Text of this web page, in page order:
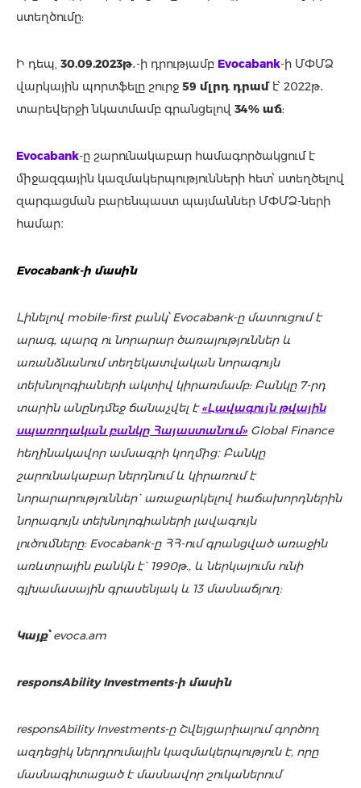
ստեղծումը:
Ի դեպ, 30.09.2023թ․-ի դրությամբ Evocabank-ի ՄՓՄՁ
վարկային պորտֆելը շուրջ 59 մլրդ դրամէ՝ 2022թ․
տարեվերջի նկատմամբ գրանցելով 34% աճ:
Evocabank-ը շարունակաբար համագործակցում է
միջազգային կազմակերպությունների հետ՝ ստեղծելով
զարգացման բարենպաստ պայմաններ ՄՓՄՁ-ների
համար։
Evocabank-ի մասին
Լինելով mobile-first բանկ՝ Evocabank-ը մատուցում է
արագ, պարզ ու նորարար ծառայություններ և
առանձնանում տեղեկատվական նորագույն
տեխնոլոգիաների ակտիվ կիրառմամբ: Բանկը 7-րդ
տարին անընդմեջ ճանաչվել է«Լավագույն թվային
սպառողական բանկը Հայաստանում» Global Finance
հեղինակավոր ամսագրի կողմից։ Բանկը
շարունակաբար ներդնում և կիրառում է
նորարարություններ` առաջարկելով հաճախորդներին
նորագույն տեխնոլոգիաների լավագույն
լուծումները: Evocabank-ը ՀՀ-ում գրանցված առաջին
առևտրային բանկն է` 1990թ., և ներկայումս ունի
գլխամասային գրասենյակ և 13 մասնաճյուղ:
Կայք՝evoca.am
responsAbility Investments-ի մասին
responsAbility Investments-ը Շվեյցարիայում գործող
ազդեցիկ ներդրումային կազմակերպություն է, որը
մասնագիտացած է մասնավոր շուկաներում